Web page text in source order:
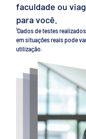
faculdade ou
para você.
¹Dados de testes
em situações reais pode
utilização.